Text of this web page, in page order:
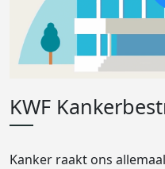
KWF
Kanker raakt ons